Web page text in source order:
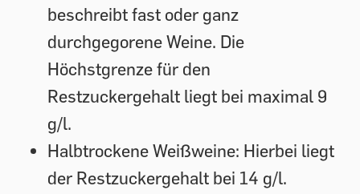
beschreibt fast oder ganz
durchgegorene Weine. Die
Höchstgrenze für den
Restzuckergehalt liegt bei maximal 9
g/l.
Halbtrockene Weißweine: Hierbei liegt
der Restzuckergehalt bei 14 g/l.